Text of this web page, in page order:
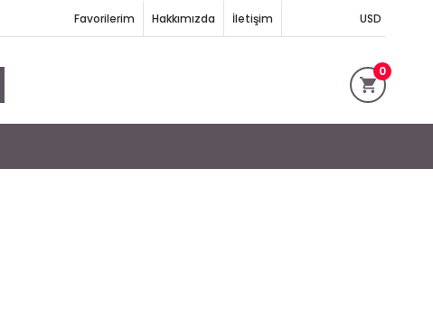
Hakkımızda İletişim
Favorilerim USD
0